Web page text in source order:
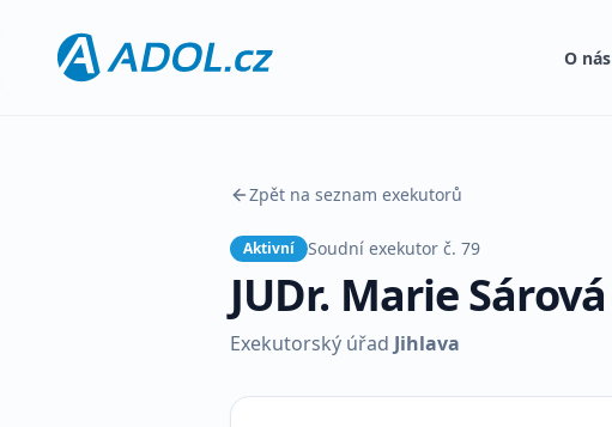
O nás
Zpět na seznam exekutorů
Aktivní Soudní exekutor č. 79
JUDr. Marie Sárová
Exekutorský úřad Jihlava